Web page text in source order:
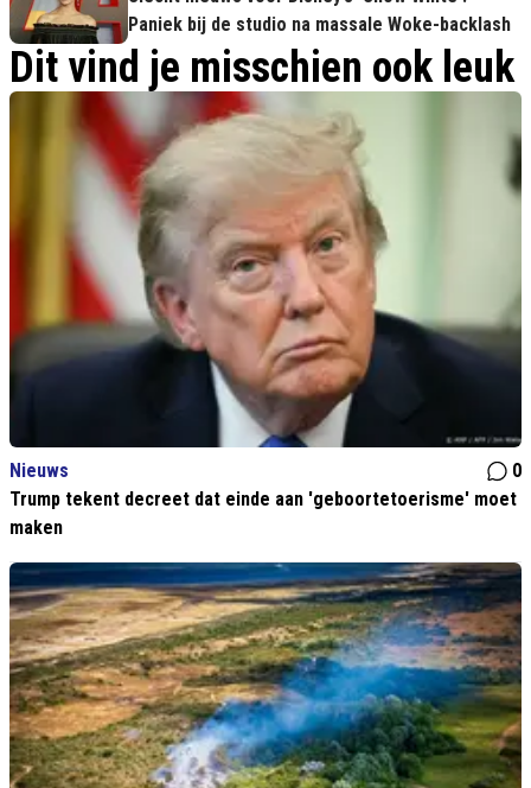
Paniek bij de studio na massale Woke-backlash
Dit vind je misschien ook leuk
Nieuws
0
Trump tekent decreet dat einde aan 'geboortetoerisme' moet
maken